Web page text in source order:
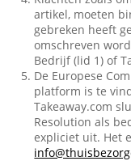
artikel, moeten
gebreken heeft
omschreven
Bedrijf (lid 1) of
De Europese
platform is te
Takeaway.com
Resolution als
expliciet uit. Het